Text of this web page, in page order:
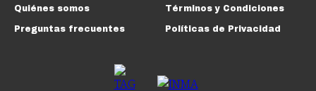
Quiénes somos
Preguntas frecuentes
Términos y Condiciones
Políticas de Privacidad